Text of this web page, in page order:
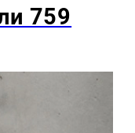
759